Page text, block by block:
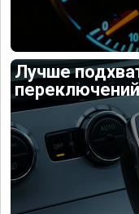
Лучше